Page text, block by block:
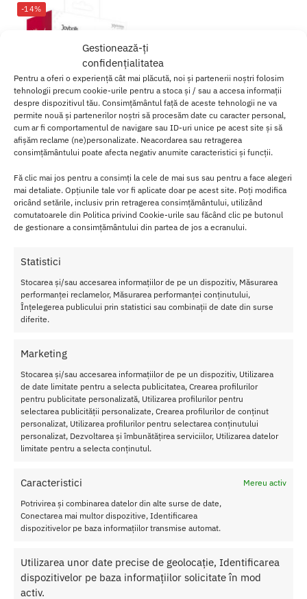
Gestionează-ți
confidențialitatea
Pentru a oferi o experiență cât mai plăcută, noi și partenerii noștri folosim
tehnologii precum cookie-urile pentru a stoca și / sau a accesa informații
despre dispozitivul tău. Consimțământul față de aceste tehnologii ne va
permite nouă și partenerilor noștri să procesăm date cu caracter personal,
cum ar fi comportamentul de navigare sau ID-uri unice pe acest site și să
afișăm reclame (ne)personalizate. Neacordarea sau retragerea
consimțământului poate afecta negativ anumite caracteristici și funcții.
Fă clic mai jos pentru a consimți la cele de mai sus sau pentru a face alegeri
mai detaliate. Opțiunile tale vor fi aplicate doar pe acest site. Poți modifica
oricând setările, inclusiv prin retragerea consimțământului, utilizând
comutatoarele din Politica privind Cookie-urile sau făcând clic pe butonul
de gestionare a consimțământului din partea de jos a ecranului.
Statistici
Stocarea și/sau accesarea informațiilor de pe un dispozitiv, Măsurarea
performanței reclamelor, Măsurarea performanței conținutului,
Înțelegerea publicului prin statistici sau combinații de date din surse
diferite.
Marketing
Stocarea și/sau accesarea informațiilor de pe un dispozitiv, Utilizarea
de date limitate pentru a selecta publicitatea, Crearea profilurilor
pentru publicitate personalizată, Utilizarea profilurilor pentru
selectarea publicității personalizate, Crearea profilurilor de conținut
personalizat, Utilizarea profilurilor pentru selectarea conținutului
personalizat, Dezvoltarea și îmbunătățirea serviciilor, Utilizarea datelor
limitate pentru a selecta conținutul.
Caracteristici
Mereu activ
Potrivirea și combinarea datelor din alte surse de date,
Conectarea mai multor dispozitive, Identificarea
dispozitivelor pe baza informațiilor transmise automat.
Utilizarea unor date precise de geolocație, Identificarea
dispozitivelor pe baza informațiilor solicitate în mod
activ.
-14%
Bila Vaginala Joyballs Secret
Single
93.00lei 80.00lei
Adaugă în coș
Pentru toate comenziile de peste 250 lei
Retur Gratis in 21 zile
Toate comenzile pot fi returnate in 14 zile conform termenilor.
Sex Shop Romania
Comanda online de oriunde ai fi si primesti comanda a 2-a zi.
Discretie Maxima
Despre Noi
Termeni si Conditii
Protectia Consumatorului